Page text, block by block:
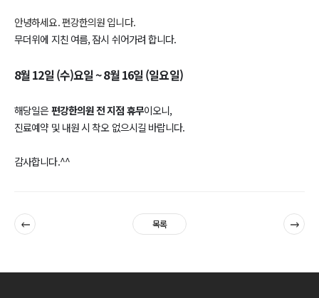
안녕하세요. 편강한의원 입니다.
무더위에 지친 여름, 잠시 쉬어가려 합니다.
8월 12일 (수)요일 ~ 8월 16일 (일요일)
해당일은편강한의원 전 지점 휴무이오니,
진료예약 및 내원 시 착오 없으시길 바랍니다.
감사합니다.^^
이전 목록 다음